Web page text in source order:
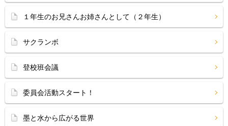
１年生のお兄さんお姉さんとして（２年生）
サクランボ
登校班会議
委員会活動スタート！
墨と水から広がる世界